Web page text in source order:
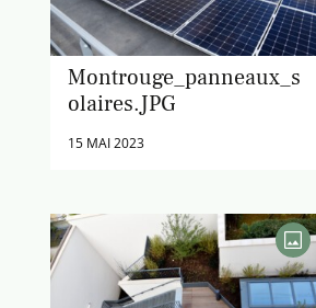
Montrouge_panneaux_s
olaires.JPG
15 MAI 2023